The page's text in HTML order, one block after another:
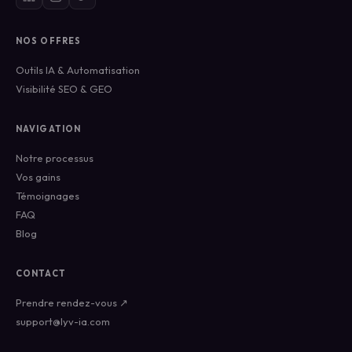
NOS OFFRES
Outils IA & Automatisation
Visibilité SEO & GEO
NAVIGATION
Notre processus
Vos gains
Témoignages
FAQ
Blog
CONTACT
Prendre rendez-vous ↗
support@lyv-ia.com